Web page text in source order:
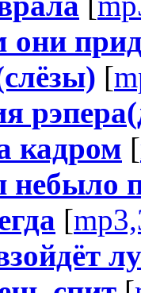
они
[
кадром [
небыло
[